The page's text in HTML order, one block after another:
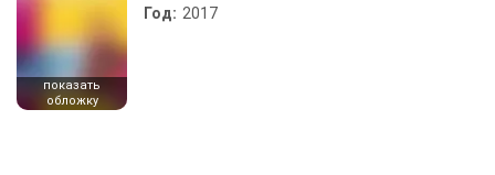
показать
обложку
Год: 2017